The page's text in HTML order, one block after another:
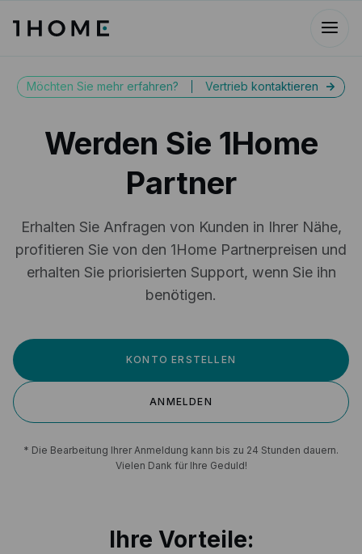
Möchten Sie mehr erfahren? Vertrieb kontaktieren ->
Werden Sie 1Home
Partner
Erhalten Sie Anfragen von Kunden in Ihrer Nähe,
profitieren Sie von den 1Home Partnerpreisen und
erhalten Sie priorisierten Support, wenn Sie ihn
benötigen.
KONTO ERSTELLEN
ANMELDEN
* Die Bearbeitung Ihrer Anmeldung kann bis zu 24 Stunden dauern.
Vielen Dank für Ihre Geduld!
Ihre Vorteile: